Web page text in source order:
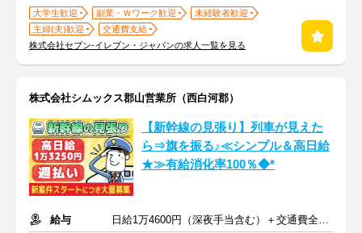
大学生歓迎 副業・Ｗワーク歓迎
未経験者歓迎
主婦(夫)歓迎
交通費支給
株式会社セブン-イレブン・ジャパンの求人一覧を見る
株式会社シムックス郡山営業所（西白河郡）
【新幹線の見張り】列車が見えた
ら⇒旗を振る♪≪シンプル＆高日給
★≫有給消化率100％◆*
給与
日給1万4600円（深夜手当含む）＋交通費全額支給